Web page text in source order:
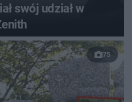
swój udział w
75